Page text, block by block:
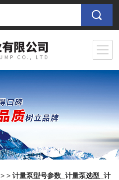
> >计量泵型号参数_计量泵选型_计